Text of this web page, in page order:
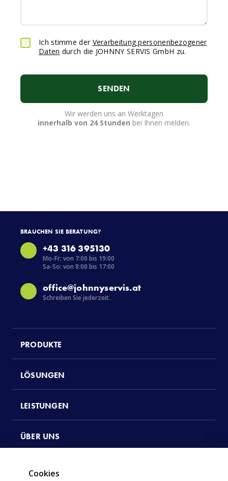
Ich stimme der Verarbeitung personenbezogener
Daten durch die JOHNNY SERVIS GmbH zu.
SENDEN
Wir werden uns an Werktagen
innerhalb von 24 Stunden bei Ihnen melden.
BRAUCHEN SIE BERATUNG?
+43 316 395130
Mo-Fr: von 7:00 bis 19:00
Sa-So: von 8:00 bis 17:00
office@johnnyservis.at
Schreiben Sie jederzeit.
PRODUKTE
LÖSUNGEN
LEISTUNGEN
ÜBER UNS
Cookies